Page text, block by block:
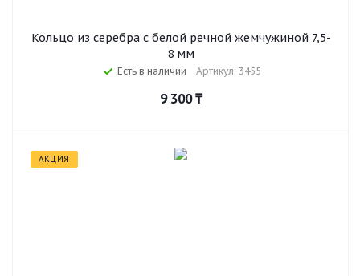
Кольцо из серебра с белой речной жемчужиной 7,5-
8 мм
Есть в наличии Артикул: 3455
9 300₸
АКЦИЯ